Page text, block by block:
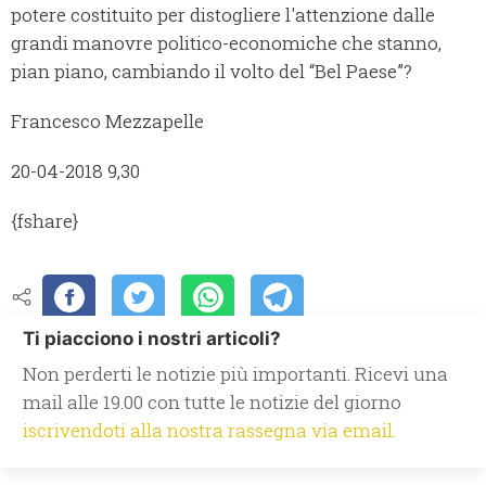
potere costituito per distogliere l'attenzione dalle
grandi manovre politico-economiche che stanno,
pian piano, cambiando il volto del “Bel Paese”?
Francesco Mezzapelle
20-04-2018 9,30
{fshare}
Ti piacciono i nostri articoli?
Non perderti le notizie più importanti. Ricevi una
mail alle 19.00 con tutte le notizie del giorno
iscrivendoti alla nostra rassegna via email.